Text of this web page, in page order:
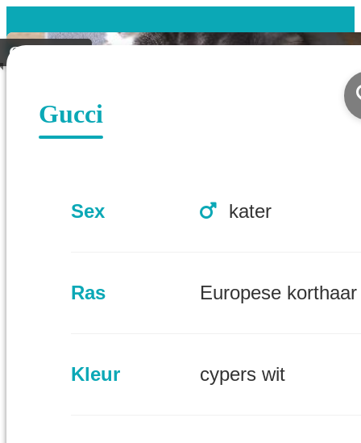
Gevonden
Gucci
Sex kater
Ras Europese korthaar
Kleur cypers wit